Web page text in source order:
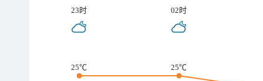
23时 02时
25℃ 25℃